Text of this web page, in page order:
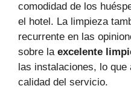
comodidad de los
el hotel. La limpieza
recurrente en las
sobre la excelente
las instalaciones, lo que
calidad del servicio.